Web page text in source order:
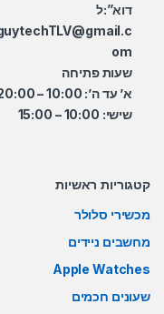
דוא”:ל
om
שעות פתיחה
א’ עד ה’: 10:00 – 20:00
שישי: 10:00 – 15:00
קטגוריות ראשיות
מכשירי סלולר
מחשבים ניידים
Apple Watches
שעונים חכמים